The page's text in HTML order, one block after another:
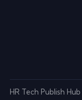
HR Tech Publish